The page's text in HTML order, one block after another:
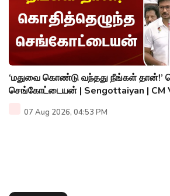
‘மதுவை கொண்டு வந்தது நீங்கள் தான்!’
செங்கோட்டையன் | Sengottaiyan | CM
07 Aug 2026, 04:53 PM